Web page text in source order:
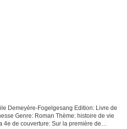
Demeyère-Fogelgesang Edition: Livre de
Genre: Roman Thème: histoire de vie
4e de couverture: Sur la première de